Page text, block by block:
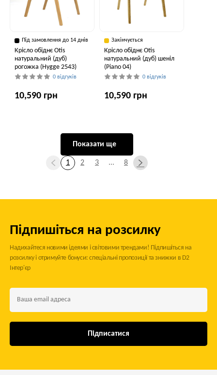
Під замовлення до 14 днів
Крісло обіднє Otis
натуральний (дуб)
рогожка (Hygge 2543)
0 відгуків
10,590 грн
Закінчується
Крісло обіднє Otis
натуральний (дуб) шеніл
(Piano 04)
0 відгуків
10,590 грн
Показати ще
1 2 3 ... 8
Підпишіться на розсилку
Надихайтеся новими ідеями і світовими трендами! Підпишіться на
розсилку і отримуйте бонуси: спеціальні пропозиції та знижки в D2
Інтер'єр
Підписатися